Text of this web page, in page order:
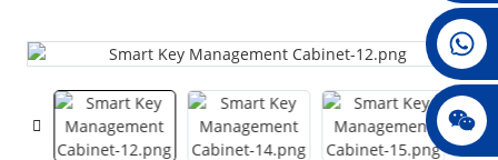
008615396811719
jenny010678